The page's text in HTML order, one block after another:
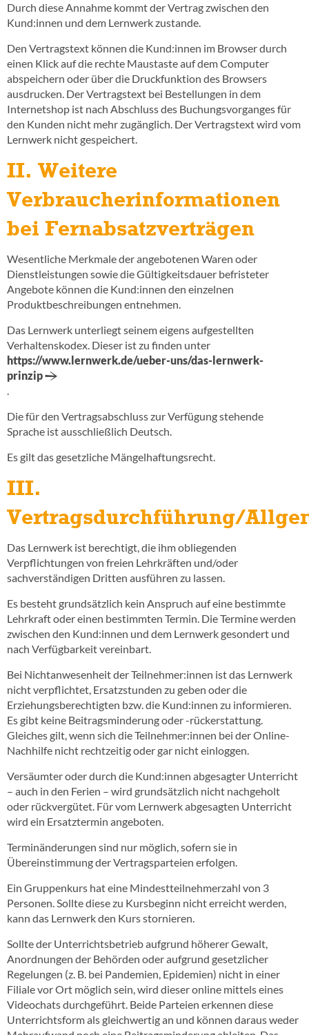
Durch diese Annahme kommt der Vertrag zwischen den
Kund:innen und dem Lernwerk zustande.
Den Vertragstext können die Kund:innen im Browser durch
einen Klick auf die rechte Maustaste auf dem Computer
abspeichern oder über die Druckfunktion des Browsers
ausdrucken. Der Vertragstext bei Bestellungen in dem
Internetshop ist nach Abschluss des Buchungsvorganges für
den Kunden nicht mehr zugänglich. Der Vertragstext wird vom
Lernwerk nicht gespeichert.
II. Weitere
Verbraucherinformationen
bei Fernabsatzverträgen
Wesentliche Merkmale der angebotenen Waren oder
Dienstleistungen sowie die Gültigkeitsdauer befristeter
Angebote können die Kund:innen den einzelnen
Produktbeschreibungen entnehmen.
Das Lernwerk unterliegt seinem eigens aufgestellten
Verhaltenskodex. Dieser ist zu finden unter
https://www.lernwerk.de/ueber-uns/das-lernwerk-
prinzip
.
Die für den Vertragsabschluss zur Verfügung stehende
Sprache ist ausschließlich Deutsch.
Es gilt das gesetzliche Mängelhaftungsrecht.
III.
Vertragsdurchführung/
Das Lernwerk ist berechtigt, die ihm obliegenden
Verpflichtungen von freien Lehrkräften und/oder
sachverständigen Dritten ausführen zu lassen.
Es besteht grundsätzlich kein Anspruch auf eine bestimmte
Lehrkraft oder einen bestimmten Termin. Die Termine werden
zwischen den Kund:innen und dem Lernwerk gesondert und
nach Verfügbarkeit vereinbart.
Bei Nichtanwesenheit der Teilnehmer:innen ist das Lernwerk
nicht verpflichtet, Ersatzstunden zu geben oder die
Erziehungsberechtigten bzw. die Kund:innen zu informieren.
Es gibt keine Beitragsminderung oder -rückerstattung.
Gleiches gilt, wenn sich die Teilnehmer:innen bei der Online-
Nachhilfe nicht rechtzeitig oder gar nicht einloggen.
Versäumter oder durch die Kund:innen abgesagter Unterricht
– auch in den Ferien – wird grundsätzlich nicht nachgeholt
oder rückvergütet. Für vom Lernwerk abgesagten Unterricht
wird ein Ersatztermin angeboten.
Terminänderungen sind nur möglich, sofern sie in
Übereinstimmung der Vertragsparteien erfolgen.
Ein Gruppenkurs hat eine Mindestteilnehmerzahl von 3
Personen. Sollte diese zu Kursbeginn nicht erreicht werden,
kann das Lernwerk den Kurs stornieren.
Sollte der Unterrichtsbetrieb aufgrund höherer Gewalt,
Anordnungen der Behörden oder aufgrund gesetzlicher
Regelungen (z. B. bei Pandemien, Epidemien) nicht in einer
Filiale vor Ort möglich sein, wird dieser online mittels eines
Videochats durchgeführt. Beide Parteien erkennen diese
Unterrichtsform als gleichwertig an und können daraus weder